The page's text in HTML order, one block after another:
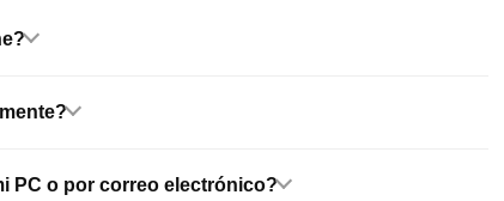
PC o por correo electrónico?